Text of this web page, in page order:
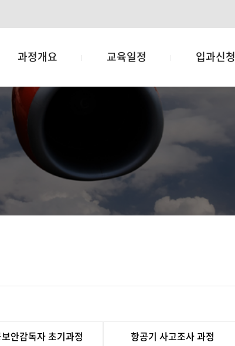
과정개요 교육일정 입과신청
안감독자 초기과정 항공기 사고조사 과정